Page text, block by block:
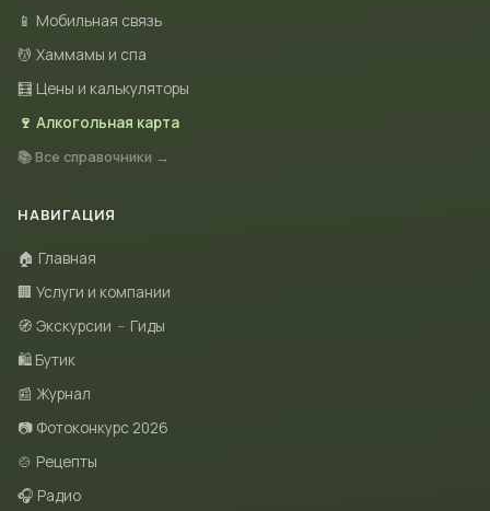
📱 Мобильная связь
💆 Хаммамы и спа
🧮 Цены и калькуляторы
🍷 Алкогольная карта
📚 Все справочники →
НАВИГАЦИЯ
🏠 Главная
🏢 Услуги и компании
🧭 Экскурсии – Гиды
🛍 Бутик
📰 Журнал
📷 Фотоконкурс 2026
🍲 Рецепты
🎧 Радио